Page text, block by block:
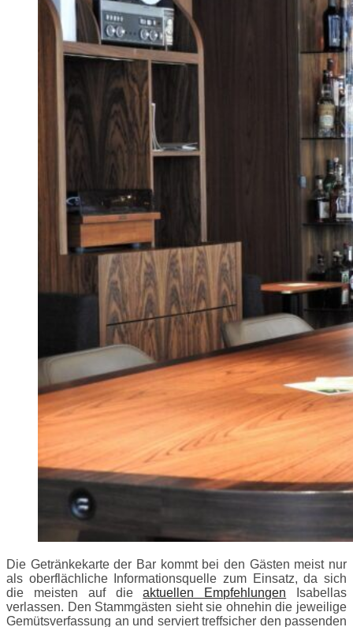
Die Getränkekarte der Bar kommt bei den Gästen meist nur
als oberflächliche Informationsquelle zum Einsatz, da sich
die meisten auf dieaktuellen Empfehlungen Isabellas
verlassen. Den Stammgästen sieht sie ohnehin die jeweilige
Gemütsverfassung an und serviert treffsicher den passenden